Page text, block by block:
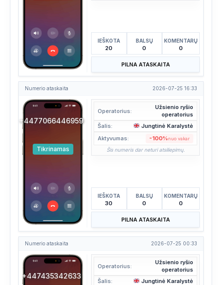
IEŠKOTA
20
BALSŲ
0
KOMENTARŲ
0
PILNA ATASKAITA
Numerio ataskaita 2026-07-25 16:33
+4477066446959
Tikrinamas
Operatorius:
Užsienio ryšio
operatorius
Šalis:
Jungtinė Karalystė
Aktyvumas:
-100%nuo vakar
Šis numeris dar neturi atsiliepimų.
IEŠKOTA
30
BALSŲ
0
KOMENTARŲ
0
PILNA ATASKAITA
Numerio ataskaita 2026-07-25 00:33
+447435342633
Operatorius:
Užsienio ryšio
operatorius
Šalis:
Jungtinė Karalystė